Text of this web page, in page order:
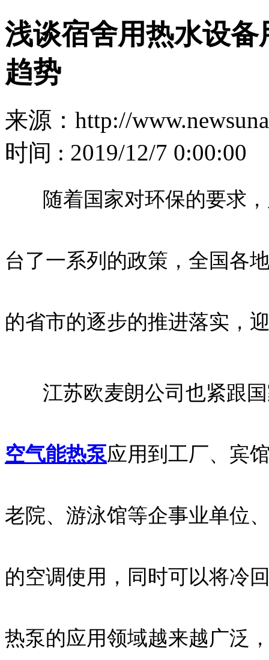
浅谈宿舍用热水设
趋势
来源：http://
时间 : 2019/12/7 0:00:00
随着国家对环保的要求，
台了一系列的政策，全国各
的省市的逐步的推进落实，
江苏欧麦朗公司也紧跟国
空气能热泵应用到工厂、宾
老院、游泳馆等企事业单位
的空调使用，同时可以将冷
热泵的应用领域越来越广泛